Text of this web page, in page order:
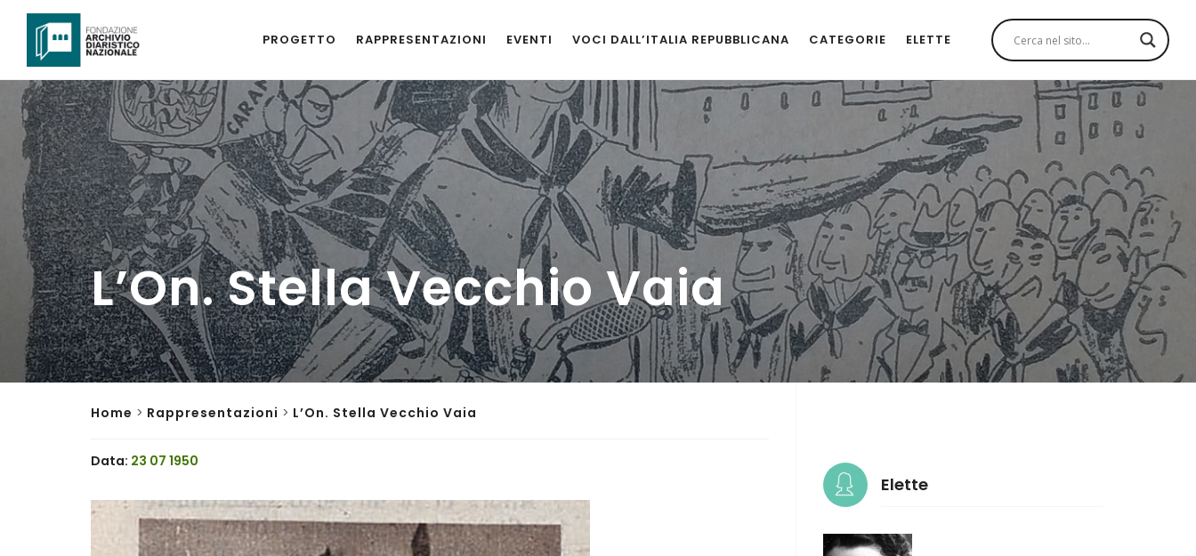
PROGETTO RAPPRESENTAZIONI EVENTI VOCI DALL’ITALIA REPUBBLICANA CATEGORIE ELETTE
L’On. Stella Vecchio Vaia
Home > Rappresentazioni > L’On. Stella Vecchio Vaia
Data: 23 07 1950
Elette